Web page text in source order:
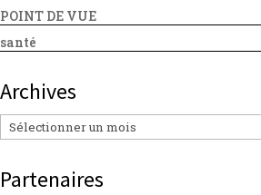
POINT DE VUE
santé
Archives
Archives
Partenaires